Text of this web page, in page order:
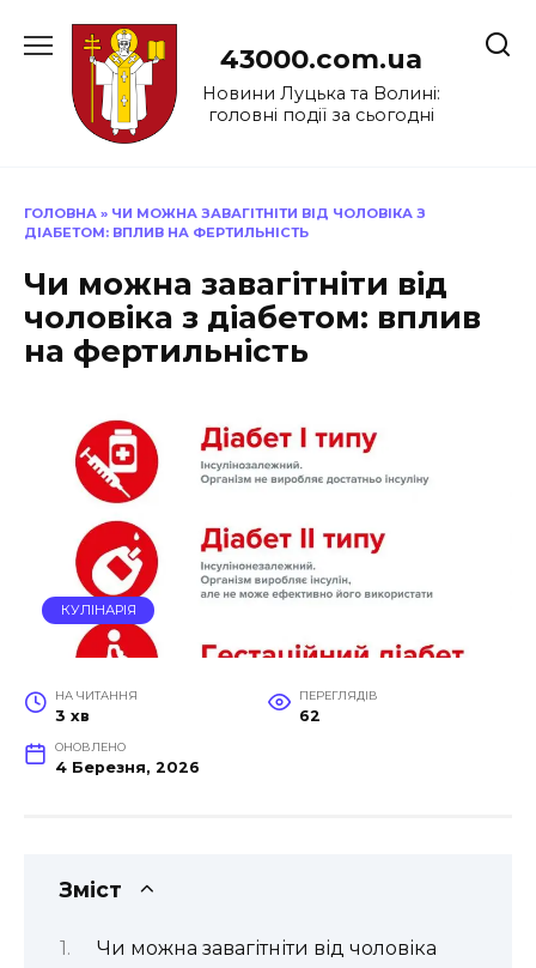
до
43000.com.ua
Новини Луцька та Волині:
головні події за сьогодні
ГОЛОВНА » ЧИ МОЖНА ЗАВАГІТНІТИ ВІД ЧОЛОВІКА З
ДІАБЕТОМ: ВПЛИВ НА ФЕРТИЛЬНІСТЬ
Чи можна завагітніти від
чоловіка з діабетом: вплив
на фертильність
КУЛІНАРІЯ
НА ЧИТАННЯ
3 хв
ПЕРЕГЛЯДІВ
62
ОНОВЛЕНО
4 Березня, 2026
Зміст
Чи можна завагітніти від чоловіка